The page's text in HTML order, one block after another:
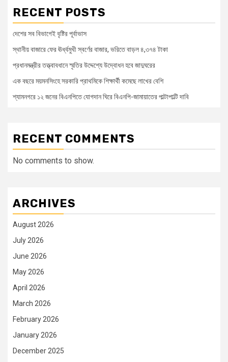
RECENT POSTS
দেশের সব বিভাগেই বৃষ্টির পূর্বাভাস
স্থানীয় বাজারে ফের ঊর্ধ্বমুখী স্বর্ণের বাজার, ভরিতে বাড়ল ৪,৩৭৪ টাকা
প্রধানমন্ত্রীর তত্ত্বাবধানে স্মৃতির উদ্দেশ্যে উদ্বোধন হবে জাদুঘরের
এক বছরে ময়মনসিংহে সরকারি প্রাথমিকে শিক্ষার্থী কমেছে লাখের বেশি
শ্যামনগরে ১২ জনের বিএনপিতে যোগদান ঘিরে বিএনপি-জামায়াতের পাল্টাপাল্টি দাবি
RECENT COMMENTS
No comments to show.
ARCHIVES
August 2026
July 2026
June 2026
May 2026
April 2026
March 2026
February 2026
January 2026
December 2025